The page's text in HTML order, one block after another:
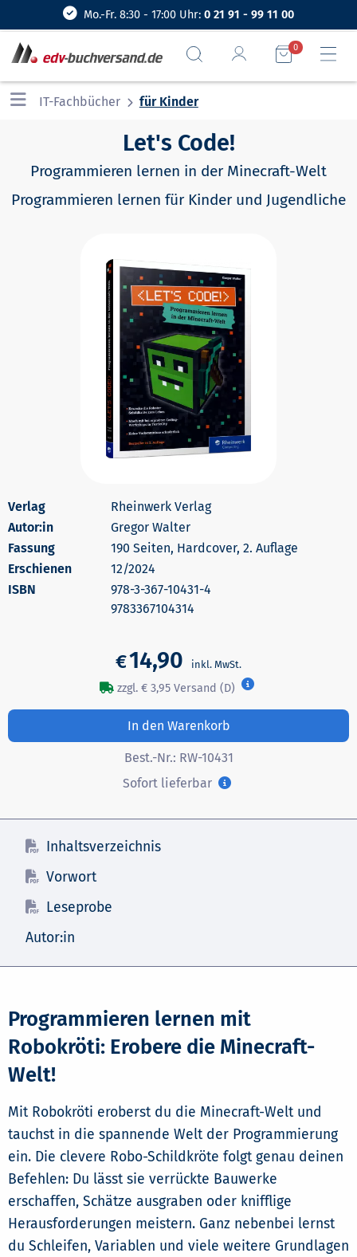
Mo.-Fr. 8:30 - 17:00 Uhr: 0 21 91 - 99 11 00
0
IT-Fachbücher für Kinder
Let's Code!
Programmieren lernen in der Minecraft-Welt
Programmieren lernen für Kinder und Jugendliche
Rheinwerk Verlag
Autor:in
Gregor Walter
190 Seiten, Hardcover, 2. Auflage
Erschienen
12/2024
978-3-367-10431-4
9783367104314
€14,90
zzgl. € 3,95 Versand (D)
In den Warenkorb
Best.-Nr.: RW-10431
Sofort lieferbar
Inhaltsverzeichnis
Vorwort
Leseprobe
Autor:in
Programmieren lernen mit
Robokröti: Erobere die Minecraft-
Welt!
Mit Robokröti eroberst du die Minecraft-Welt und
tauchst in die spannende Welt der Programmierung
ein. Die clevere Robo-Schildkröte folgt genau deinen
Befehlen: Du lässt sie verrückte Bauwerke
erschaffen, Schätze ausgraben oder knifflige
Herausforderungen meistern. Ganz nebenbei lernst
du Schleifen, Variablen und viele weitere Grundlagen